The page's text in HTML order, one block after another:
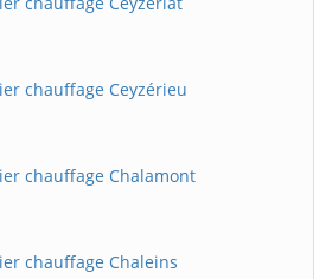
chauffage Ceyzérieu
chauffage Chalamont
chauffage Chaleins